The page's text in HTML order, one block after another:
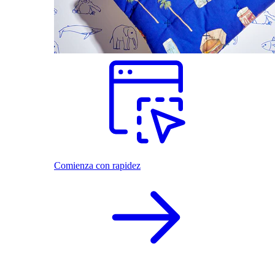
Comienza con rapidez